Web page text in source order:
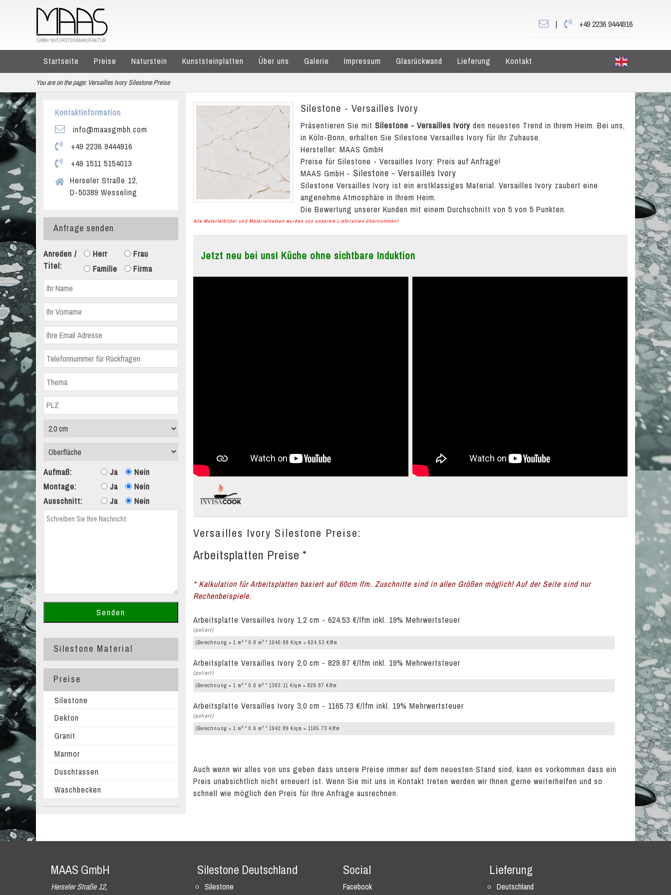
| +49 2236 9444916
Startseite Preise Naturstein Kunststeinplatten Über uns Galerie Impressum Glasrückwand Lieferung Kontakt
You are on the page: Versailles Ivory Silestone Preise
Silestone - Versailles Ivory
Präsentieren Sie mit Silestone - Versailles Ivory den neuesten Trend in Ihrem Heim. Bei uns,
in Köln-Bonn, erhalten Sie Silestone Versailles Ivory für Ihr Zuhause.
Hersteller: MAAS GmbH
Preise für Silestone - Versailles Ivory: Preis auf Anfrage!
MAAS GmbH - Silestone - Versailles Ivory
Silestone Versailles Ivory ist ein erstklassiges Material. Versailles Ivory zaubert eine
angenehme Atmosphäre in Ihrem Heim.
Die Bewertung unserer Kunden mit einem Durchschnitt von 5 von 5 Punkten.
Alle Materialbilder und Materialnamen wurden von unserem Lieferanten übernommen!
Jetzt neu bei uns! Küche ohne sichtbare Induktion
Versailles Ivory Silestone Preise:
Arbeitsplatten Preise *
* Kalkulation für Arbeitsplatten basiert auf 60cm lfm. Zuschnitte sind in allen Größen möglich! Auf der Seite sind nur
Rechenbeispiele.
Arbeitsplatte Versailles Ivory 1,2 cm - 624.53 €/lfm inkl. 19% Mehrwertsteuer
(poliert)
(Berechnung = 1 m 2 * 0.6 m 2 * 1040.88 €/qm = 624.53 €/lfm
Arbeitsplatte Versailles Ivory 2,0 cm - 829.87 €/lfm inkl. 19% Mehrwertsteuer
(poliert)
(Berechnung = 1 m 2 * 0.6 m 2 * 1383.11 €/qm = 829.87 €/lfm
Arbeitsplatte Versailles Ivory 3,0 cm - 1165.73 €/lfm inkl. 19% Mehrwertsteuer
(poliert)
(Berechnung = 1 m 2 * 0.6 m 2 * 1942.89 €/qm = 1165.73 €/lfm
Auch wenn wir alles von uns geben dass unsere Preise immer auf dem neuesten Stand sind, kann es vorkommen dass ein
Preis unabsichtlich nicht erneuert ist. Wenn Sie mit uns in Kontakt treten werden wir Ihnen gerne weiterhelfen und so
schnell wie möglich den Preis für Ihre Anfrage ausrechnen.
Kontaktinformation
info@maasgmbh.com
+49 2236 9444916
+49 1511 5154013
Herseler Straße 12,
D-50389 Wesseling
Anfrage senden
Anreden /
Titel:
Herr
Frau
Familie
Firma
Aufmaß: Ja
Nein
Montage:
Ja
Nein
Ausschnitt:
Ja Nein
Silestone Material
Preise
Silestone
Dekton
Granit
Marmor
Duschtassen
Waschbecken
MAAS GmbH
Herseler Straße 12,
Silestone Deutschland
Silestone
Social
Facebook
Lieferung
Deutschland